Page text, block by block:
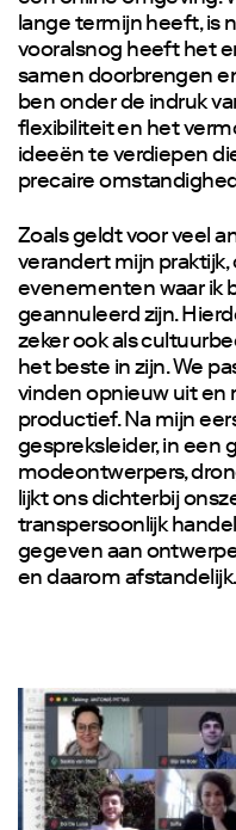
lange termijn heeft, is
vooralsnog heeft het
samen doorbrengen
ben onder de indruk
flexibiliteit en het
ideeën te verdiepen
precaire
Zoals geldt voor veel
verandert mijn
evenementen waar ik
geannuleerd zijn.
zeker ook als
het beste in zijn. We
vinden opnieuw uit en
productief. Na mijn
gespreksleider, in een
modeontwerpers,
lijkt ons dichterbij
transpersoonlijk
gegeven aan
en daarom afstandelijk.